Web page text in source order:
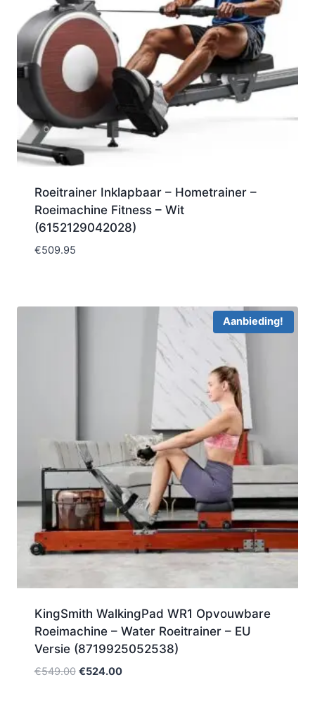
Roeitrainer Inklapbaar – Hometrainer –
Roeimachine Fitness – Wit
(6152129042028)
€509.95
Aanbieding!
KingSmith WalkingPad WR1 Opvouwbare
Roeimachine – Water Roeitrainer – EU
Versie (8719925052538)
€549.00 Oorspronkelijke
€524.00Huidige